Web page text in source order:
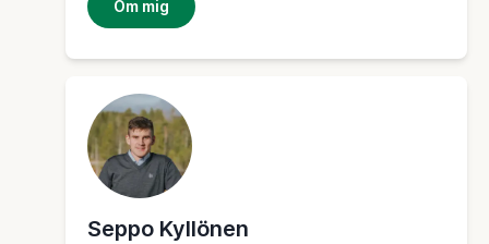
Om mig
Seppo Kyllönen